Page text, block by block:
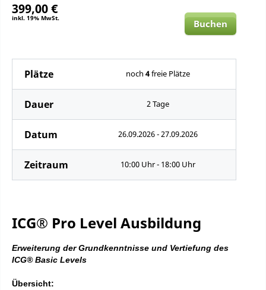
399,00 €
inkl. 19% MwSt. Buchen
Plätze noch 4freie Plätze
Dauer 2 Tage
Datum 26.09.2026 - 27.09.2026
Zeitraum 10:00 Uhr - 18:00 Uhr
ICG® Pro Level Ausbildung
Erweiterung der Grundkenntnisse und Vertiefung des
ICG® Basic Levels​
Übersicht: